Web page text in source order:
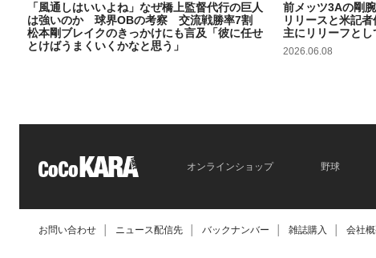
「風通しはいいよね」なぜ橋上監督代行の巨人
は強いのか 球界OBの考察 交流戦勝率7割
松本剛ブレイクのきっかけにも言及「彼に任せ
とけばうまくいくかなと思う」
前メッツ3Aの剛
リリースと米記
主にリリーフとし
2026.06.08
オンラインショップ 野球
お問い合わせ ニュース配信先 バックナンバー 雑誌購入 会社